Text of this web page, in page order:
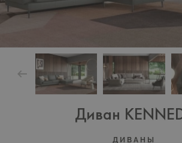
Диван
ДИВАНЫ